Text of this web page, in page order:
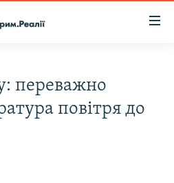
переважно
повітря до